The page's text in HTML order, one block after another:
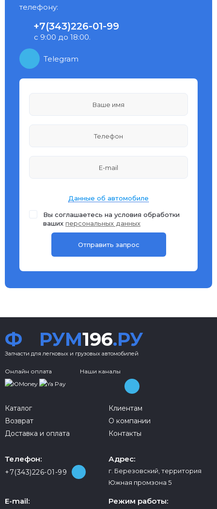
телефону:
+7(343)226-01-99
с 9:00 до 18:00.
Telegram
Данные об автомобиле
Вы соглашаетесь на условия обработки
ваших персональных данных
Ф РУМ196.РУ
Запчасти для легковых и грузовых автомобилей
Онлайн оплата Наши каналы
Каталог
Возврат
Доставка и оплата
Клиентам
О компании
Контакты
Телефон:
+7(343)226-01-99
Адрес:
г. Березовский, территория
Южная промзона 5
E-mail: Режим работы: